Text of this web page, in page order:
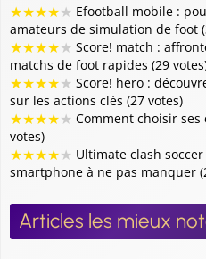
★★★★★ Efootball mobile :
amateurs de simulation de foot
★★★★★ Score! match :
matchs de foot rapides (29
★★★★★ Score! hero :
sur les actions clés (27 votes)
★★★★★ Comment choisir ses
votes)
★★★★★ Ultimate clash
smartphone à ne pas manquer
Articles les mieux